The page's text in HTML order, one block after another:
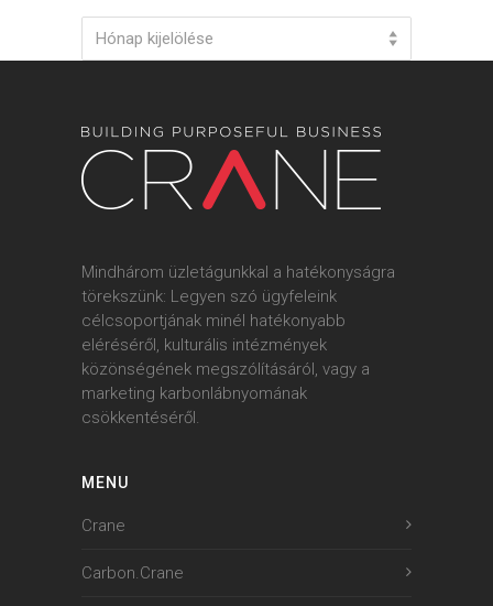
Hónap kijelölése
Mindhárom üzletágunkkal a hatékonyságra
törekszünk: Legyen szó ügyfeleink
célcsoportjának minél hatékonyabb
eléréséről, kulturális intézmények
közönségének megszólításáról, vagy a
marketing karbonlábnyomának
csökkentéséről.
MENU
Crane
Carbon.Crane